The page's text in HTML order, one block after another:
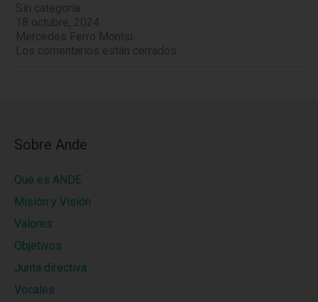
Sin categoría
18 octubre, 2024
Mercedes Ferro Montiu
Los comentarios están cerrados.
Sobre Ande
Qué es ANDE
Misión y Visión
Valores
Objetivos
Junta directiva
Vocales